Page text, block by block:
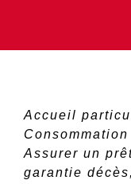
Accueil
Consommation
Assurer un
garantie